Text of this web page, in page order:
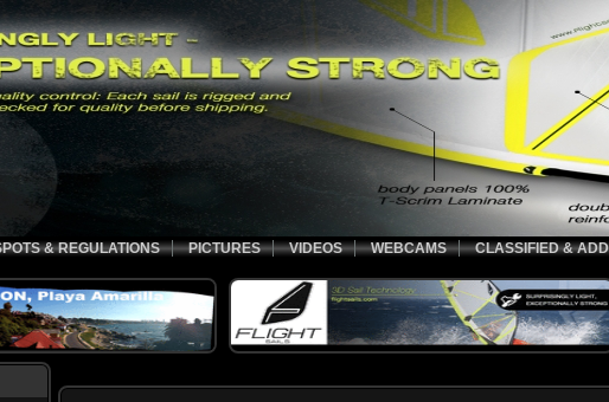
& REGULATIONS PICTURES VIDEOS WEBCAMS CLASSIFIED &